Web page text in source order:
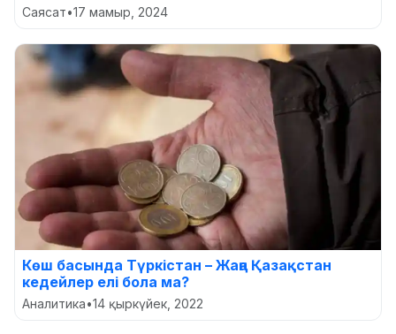
Саясат•17 мамыр, 2024
Көш басында Түркістан – Жаңа Қазақстан
кедейлер елі бола ма?
Аналитика•14 қыркүйек, 2022